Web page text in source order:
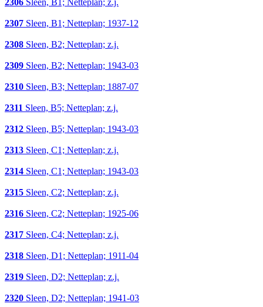
2306 Sleen, B1; Netteplan; z.j.
2307 Sleen, B1; Netteplan; 1937-12
2308 Sleen, B2; Netteplan; z.j.
2309 Sleen, B2; Netteplan; 1943-03
2310 Sleen, B3; Netteplan; 1887-07
2311 Sleen, B5; Netteplan; z.j.
2312 Sleen, B5; Netteplan; 1943-03
2313 Sleen, C1; Netteplan; z.j.
2314 Sleen, C1; Netteplan; 1943-03
2315 Sleen, C2; Netteplan; z.j.
2316 Sleen, C2; Netteplan; 1925-06
2317 Sleen, C4; Netteplan; z.j.
2318 Sleen, D1; Netteplan; 1911-04
2319 Sleen, D2; Netteplan; z.j.
2320 Sleen, D2; Netteplan; 1941-03